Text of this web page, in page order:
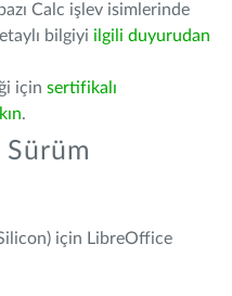
Calc işlev isimlerinde
bilgiyi ilgili duyurudan
için sertifikalı
.
için LibreOffice